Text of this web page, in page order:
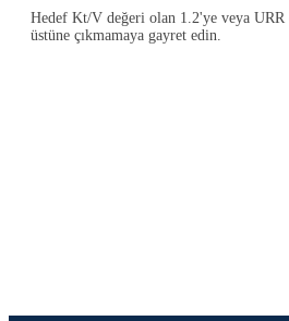
Hedef Kt/V değeri olan 1.2'ye veya URR
üstüne çıkmamaya gayret edin.